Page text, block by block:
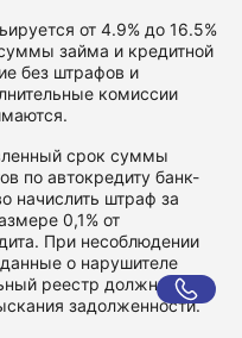
от 4.9% до 16.5%
займа и кредитной
без штрафов и
комиссии
срок суммы
по автокредиту банк-
начислить штраф за
0,1% от
При несоблюдении
о нарушителе
реестр должников и
задолженности.